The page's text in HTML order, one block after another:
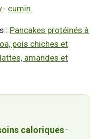
· cumin.
: Pancakes protéinés à
pois chiches et
amandes et
caloriques ·